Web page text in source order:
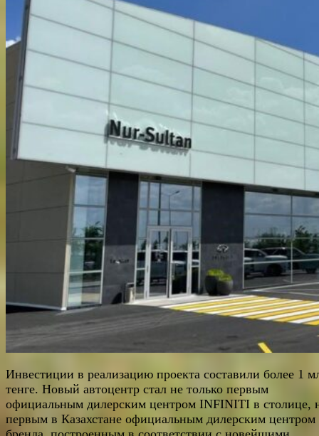
Инвестиции в реализацию проекта составили более 1
тенге. Новый автоцентр стал не только первым
официальным дилерским центром INFINITI в столице,
первым в Казахстане официальным дилерским центром